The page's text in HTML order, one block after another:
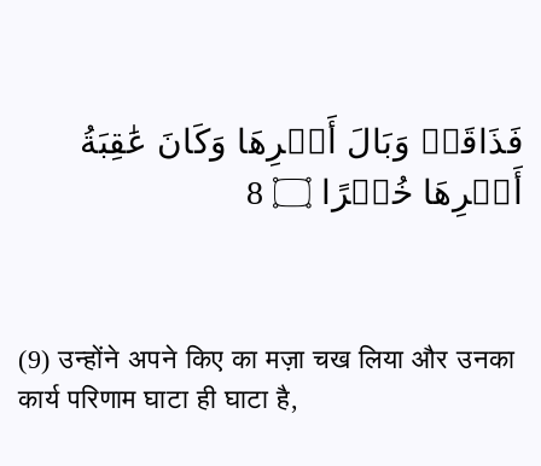
فَذَاقَتۡ وَبَالَ أَمۡرِهَا وَكَانَ عَٰقِبَةُ
أَمۡرِهَا خُسۡرًا ۝ 8
(9) उन्होंने अपने किए का मज़ा चख लिया और उनका
कार्य परिणाम घाटा ही घाटा है,